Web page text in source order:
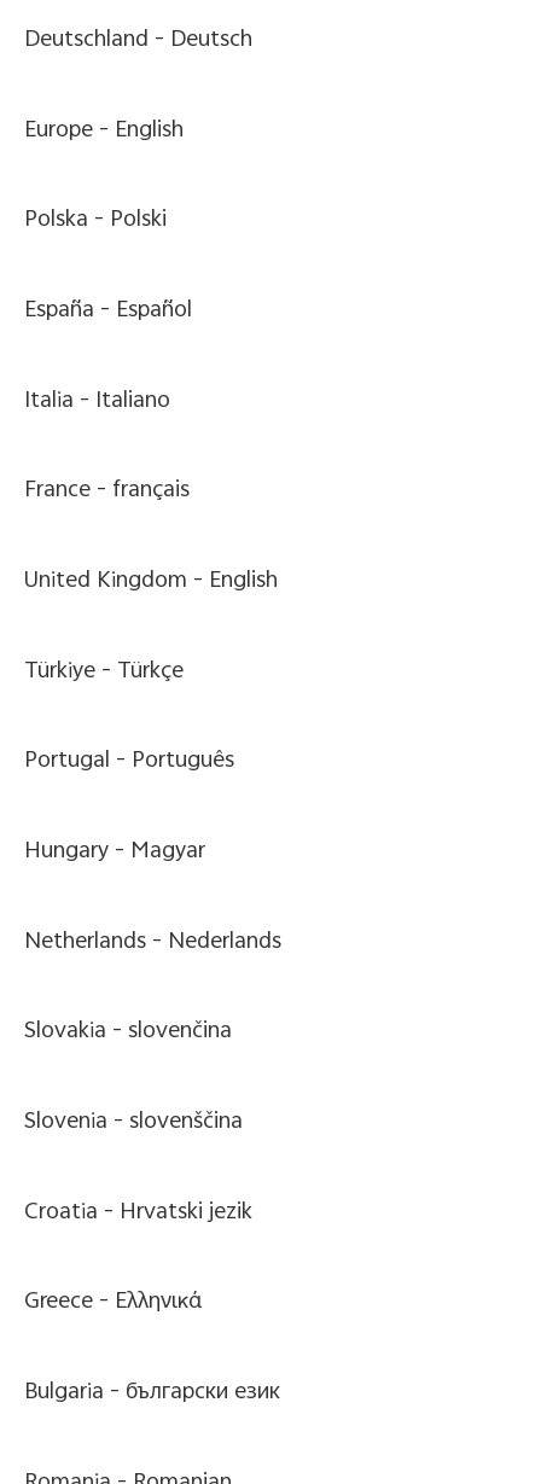
Deutschland - Deutsch
Europe - English
Polska - Polski
España - Español
Italia - Italiano
France - français
United Kingdom - English
Türkiye - Türkçe
Portugal - Português
Hungary - Magyar
Netherlands - Nederlands
Slovakia -slovenčina
Slovenia -slovenščina
Croatia - Hrvatski jezik
Greece - Ελληνικά
Bulgaria - български език